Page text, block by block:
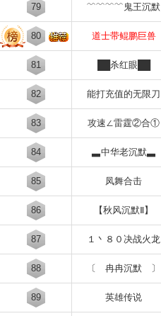
79 ﹌﹌﹌﹌鬼王沉默
80 道士带鲲鹏巨兽
81 ██杀红眼██
82 能打充值的无限刀
83 攻速∠雷霆②合①
84 ▃中华老沉默▃
85 凤舞合击
86 【秋风沉默Ⅱ】
87 １丶８０决战火龙
88 〔 冉冉沉默 〕
89 英雄传说